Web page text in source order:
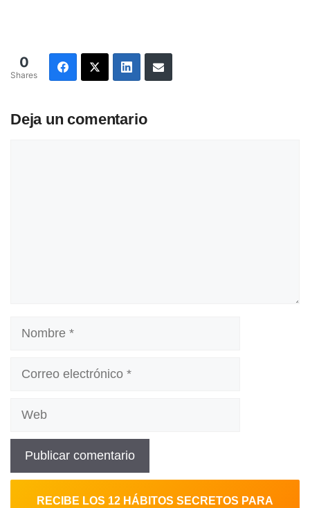
0
Shares
Deja un comentario
Nombre
RECIBE LOS 12 HÁBITOS SECRETOS PARA